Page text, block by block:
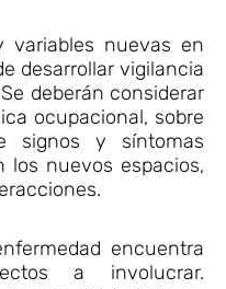
variables nuevas en
desarrollar vigilancia
deberán considerar
ocupacional, sobre
signos y síntomas
los nuevos espacios,
encuentra
a involucrar.